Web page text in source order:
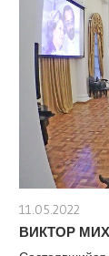
11.05.2022
ВИКТОР